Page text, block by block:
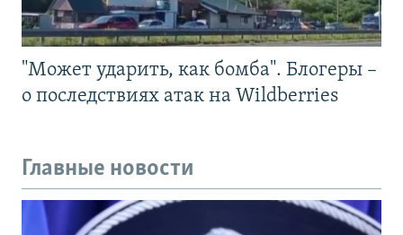
"Может ударить, как бомба". Блогеры –
о последствиях атак на Wildberries
Главные новости